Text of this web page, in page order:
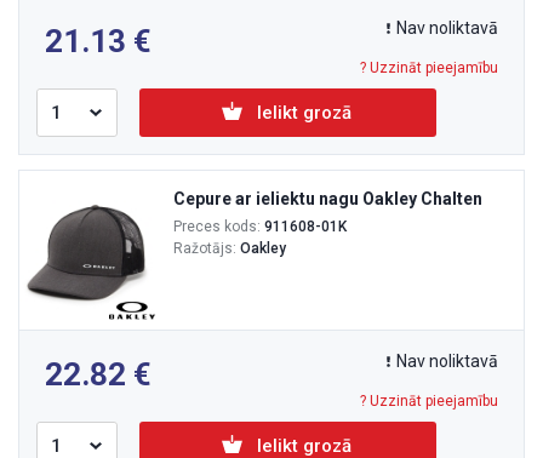
21.13 Nav noliktavā
? Uzzināt pieejamību
Ielikt grozā
Cepure ar ieliektu nagu Oakley Chalten
Preces kods: 911608-01K
Ražotājs: Oakley
22.82 Nav noliktavā
? Uzzināt pieejamību
Ielikt grozā